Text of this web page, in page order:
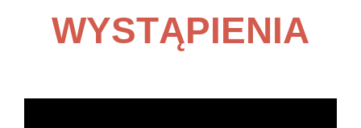
WYSTĄPIENIA